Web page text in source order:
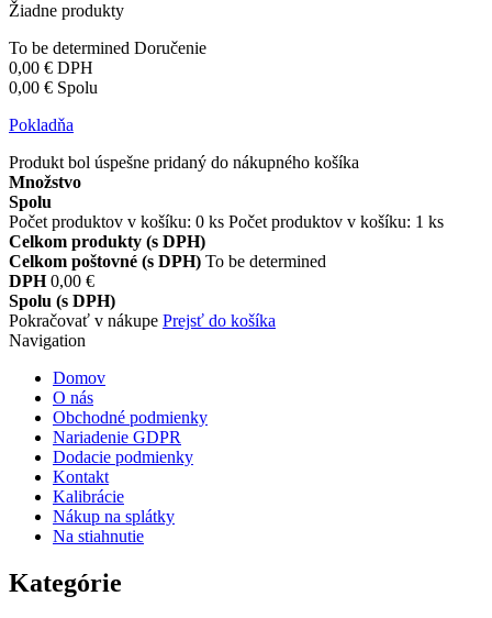
Žiadne produkty
To be determined Doručenie
0,00 € DPH
0,00 € Spolu
Pokladňa
Produkt bol úspešne pridaný do nákupného košíka
Množstvo
Spolu
Počet produktov v košíku: 0 ks Počet produktov v košíku: 1 ks
Celkom produkty (s DPH)
Celkom poštovné (s DPH) To be determined
DPH 0,00 €
Spolu (s DPH)
Pokračovať v nákupe Prejsť do košíka
Navigation
Domov
O nás
Obchodné podmienky
Nariadenie GDPR
Dodacie podmienky
Kontakt
Kalibrácie
Nákup na splátky
Na stiahnutie
Kategórie